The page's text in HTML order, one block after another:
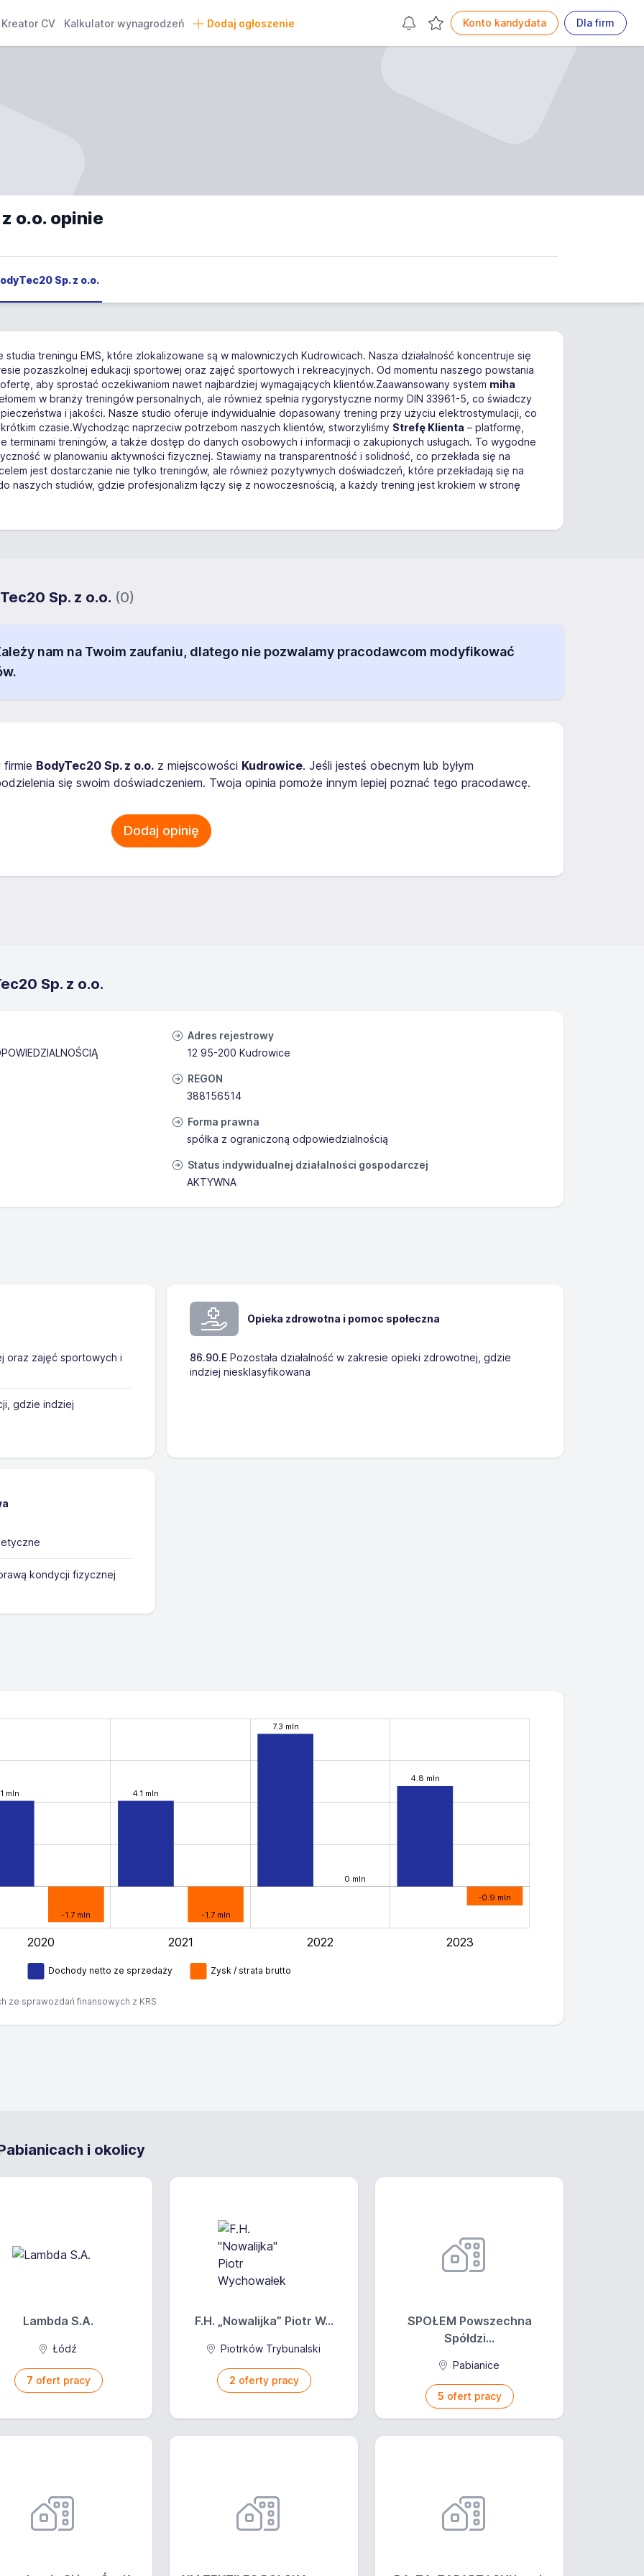
Kreator CV Kalkulator wynagrodzeń Dodaj ogłoszenie Konto kandydata Dla firm
o.o. opinie
Sp. z o.o.
treningu EMS, które zlokalizowane są w malowniczych Kudrowicach. Nasza działalność koncentruje się
pozaszkolnej edukacji sportowej oraz zajęć sportowych i rekreacyjnych. Od momentu naszego powstania
aby sprostać oczekiwaniom nawet najbardziej wymagających klientów.Zaawansowany system miha
w branży treningów personalnych, ale również spełnia rygorystyczne normy DIN 33961-5, co świadczy
i jakości. Nasze studio oferuje indywidualnie dopasowany trening przy użyciu elektrostymulacji, co
czasie.Wychodząc naprzeciw potrzebom naszych klientów, stworzyliśmy Strefę Klienta – platformę,
terminami treningów, a także dostęp do danych osobowych i informacji o zakupionych usługach. To wygodne
w planowaniu aktywności fizycznej. Stawiamy na transparentność i solidność, co przekłada się na
jest dostarczanie nie tylko treningów, ale również pozytywnych doświadczeń, które przekładają się na
naszych studiów, gdzie profesjonalizm łączy się z nowoczesnością, a każdy trening jest krokiem w stronę
Sp. z o.o. (0)
nam na Twoim zaufaniu, dlatego nie pozwalamy pracodawcom modyfikować
BodyTec20 Sp. z o.o. z miejscowości Kudrowice. Jeśli jesteś obecnym lub byłym
się swoim doświadczeniem. Twoja opinia pomoże innym lepiej poznać tego pracodawcę.
Dodaj opinię
Sp. z o.o.
Adres rejestrowy
12 95-200 Kudrowice
REGON
388156514
Forma prawna
spółka z ograniczoną odpowiedzialnością
Status indywidualnej działalności gospodarczej
AKTYWNA
oraz zajęć sportowych i
gdzie indziej
Opieka zdrowotna i pomoc społeczna
86.90.E Pozostała działalność w zakresie opieki zdrowotnej, gdzie
indziej niesklasyfikowana
kondycji fizycznej
mln 4.1 mln
7.3 mln
4.8 mln
-1.7 mln -1.7 mln
0 mln
-0.9 mln
L
2020 2021 2022 2023
Dochody netto ze sprzedaży Zysk / strata brutto
ze sprawozdań finansowych z KRS
i okolicy
Lambda S.A.
Łódź
7 ofert pracy
F.H. „Nowalijka” Piotr W...
Piotrków Trybunalski
2 oferty pracy
SPOŁEM Powszechna
Spółdzi...
Pabianice
5 ofert pracy